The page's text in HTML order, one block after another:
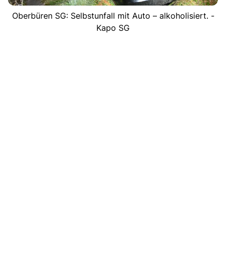
Oberbüren SG: Selbstunfall mit Auto – alkoholisiert. -
Kapo SG